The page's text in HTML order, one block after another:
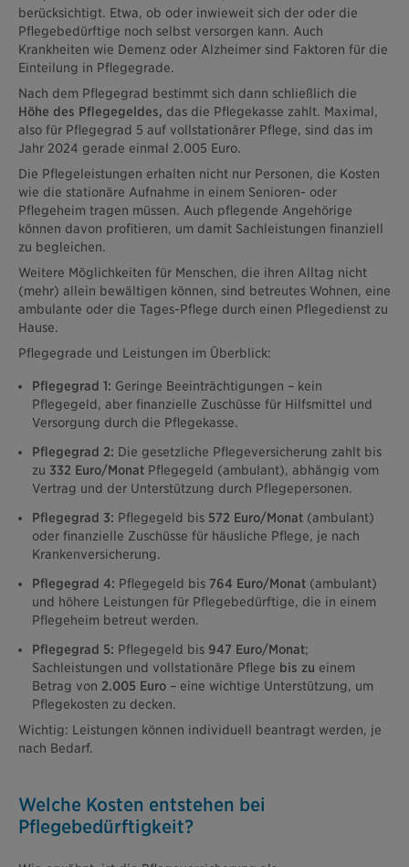
berücksichtigt. Etwa, ob oder inwieweit sich der oder die
Pflegebedürftige noch selbst versorgen kann. Auch
Krankheiten wie Demenz oder Alzheimer sind Faktoren für die
Einteilung in Pflegegrade.
Nach dem Pflegegrad bestimmt sich dann schließlich die
Höhe des Pflegegeldes, das die Pflegekasse zahlt. Maximal,
also für Pflegegrad 5 auf vollstationärer Pflege, sind das im
Jahr 2024 gerade einmal 2.005 Euro.
Die Pflegeleistungen erhalten nicht nur Personen, die Kosten
wie die stationäre Aufnahme in einem Senioren- oder
Pflegeheim tragen müssen. Auch pflegende Angehörige
können davon profitieren, um damit Sachleistungen finanziell
zu begleichen.
Weitere Möglichkeiten für Menschen, die ihren Alltag nicht
(mehr) allein bewältigen können, sind betreutes Wohnen, eine
ambulante oder die Tages-Pflege durch einen Pflegedienst zu
Hause.
Pflegegrade und Leistungen im Überblick:
Pflegegrad 1: Geringe Beeinträchtigungen – kein
Pflegegeld, aber finanzielle Zuschüsse für Hilfsmittel und
Versorgung durch die Pflegekasse.
Pflegegrad 2: Die gesetzliche Pflegeversicherung zahlt bis
zu 332 Euro/Monat Pflegegeld (ambulant), abhängig vom
Vertrag und der Unterstützung durch Pflegepersonen.
Pflegegrad 3: Pflegegeld bis 572 Euro/Monat (ambulant)
oder finanzielle Zuschüsse für häusliche Pflege, je nach
Krankenversicherung.
Pflegegrad 4: Pflegegeld bis 764 Euro/Monat (ambulant)
und höhere Leistungen für Pflegebedürftige, die in einem
Pflegeheim betreut werden.
Pflegegrad 5: Pflegegeld bis 947 Euro/Monat;
Sachleistungen und vollstationäre Pflege bis zu einem
Betrag von 2.005 Euro – eine wichtige Unterstützung, um
Pflegekosten zu decken.
Wichtig: Leistungen können individuell beantragt werden, je
nach Bedarf.
Welche Kosten entstehen bei
Pflegebedürftigkeit?